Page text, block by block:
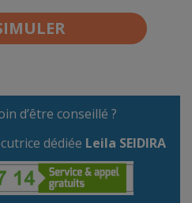
d’être conseillé ?
dédiée Leila SEIDIRA